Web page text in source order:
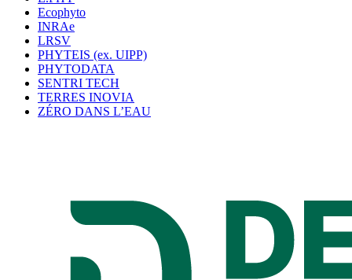
Ecophyto
INRAe
LRSV
PHYTEIS (ex. UIPP)
PHYTODATA
SENTRI TECH
TERRES INOVIA
ZÉRO DANS L’EAU